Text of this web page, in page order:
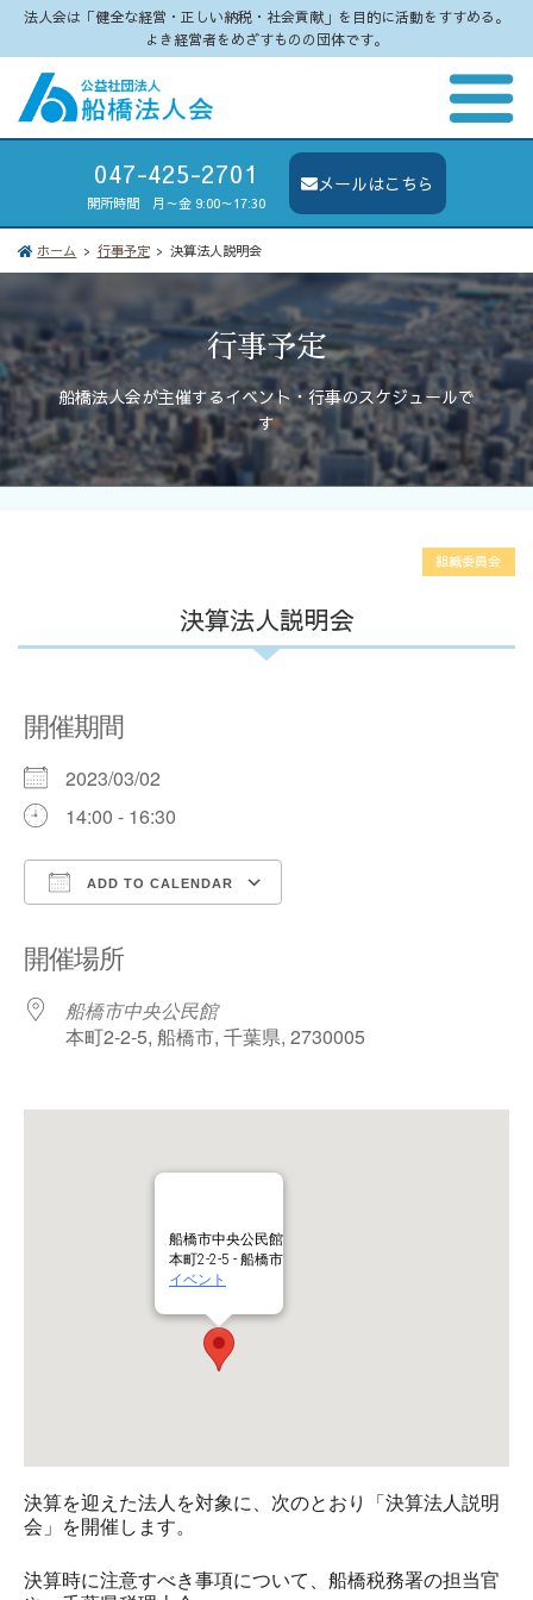
法人会は「健全な経営・正しい納税・社会貢献」を目的に活動をすすめる。
よき経営者をめざすものの団体です。
047-425-2701
開所時間 月～金 9:00～17:30
メールはこちら
ホーム 行事予定 決算法人説明会
行事予定
船橋法人会が主催するイベント・行事のスケジュールで
す
組織委員会
決算法人説明会
開催期間
2023/03/02
14:00 - 16:30
ADD TO CALENDAR
開催場所
船橋市中央公民館
本町2-2-5, 船橋市, 千葉県, 2730005
船橋市中央公民館
本町2-2-5 - 船橋市
イベント
決算を迎えた法人を対象に、次のとおり「決算法人説明
会」を開催します。
決算時に注意すべき事項について、船橋税務署の担当官